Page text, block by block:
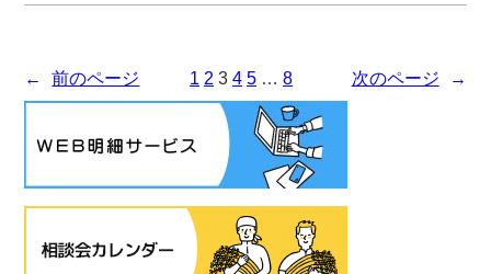
← 前のページ 1 2 3 4 5 … 8 次のページ →